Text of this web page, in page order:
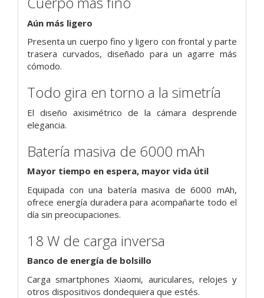
Aún más ligero
Presenta un cuerpo fino y ligero con frontal y parte
trasera curvados, diseñado para un agarre más
cómodo.
Todo gira en torno a la simetría
El diseño axisimétrico de la cámara desprende
elegancia.
Batería masiva de 6000 mAh
Mayor tiempo en espera, mayor vida útil
Equipada con una batería masiva de 6000 mAh,
ofrece energía duradera para acompañarte todo el
día sin preocupaciones.
18 W de carga inversa
Banco de energía de bolsillo
Carga smartphones Xiaomi, auriculares, relojes y
otros dispositivos dondequiera que estés.